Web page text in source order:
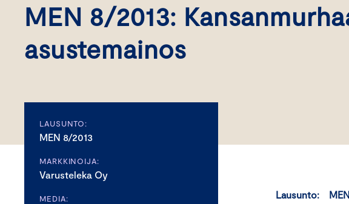
MEN 8/2013:
asustemainos
LAUSUNTO:
MEN 8/2013
MARKKINOIJA:
Varusteleka Oy
MEDIA: